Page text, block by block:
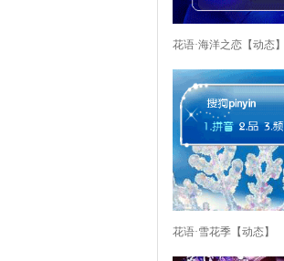
花语·海洋之恋【动态】
花语·雪花季【动态】